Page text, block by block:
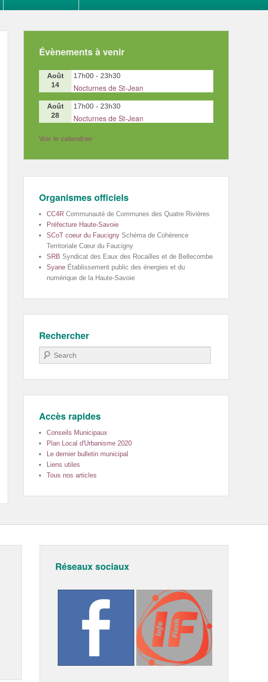
Évènements à venir
Août
14
17h00 - 23h30
Nocturnes de St-Jean
Août
28
17h00 - 23h30
Nocturnes de St-Jean
Voir le calendrier
Organismes officiels
CC4R Communauté de Communes des Quatre Rivières
Préfecture Haute-Savoie
SCoT coeur du Faucigny Schéma de Cohérence
Territoriale Cœur du Faucigny
SRB Syndicat des Eaux des Rocailles et de Bellecombe
Syane Établissement public des énergies et du
numérique de la Haute-Savoie
Rechercher
Recherche
Accès rapides
Conseils Municipaux
Plan Local d'Urbanisme 2020
Le dernier bulletin municipal
Liens utiles
Tous nos articles
Réseaux sociaux